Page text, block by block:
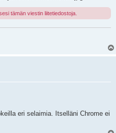
tämän viestin liitetiedostoja.
eri selaimia. Itselläni Chrome ei